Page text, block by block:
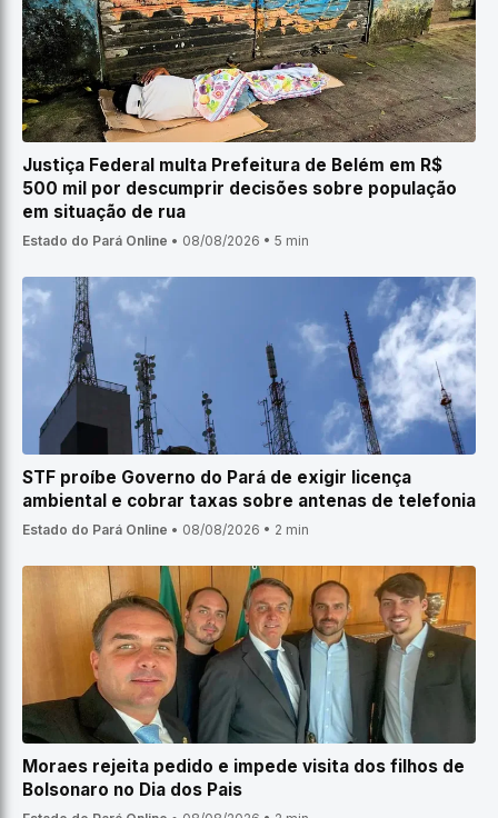
Justiça Federal multa Prefeitura de Belém em R$
500 mil por descumprir decisões sobre população
em situação de rua
Estado do Pará Online • 08/08/2026 • 5 min
STF proíbe Governo do Pará de exigir licença
ambiental e cobrar taxas sobre antenas de telefonia
Estado do Pará Online • 08/08/2026 • 2 min
Moraes rejeita pedido e impede visita dos filhos de
Bolsonaro no Dia dos Pais